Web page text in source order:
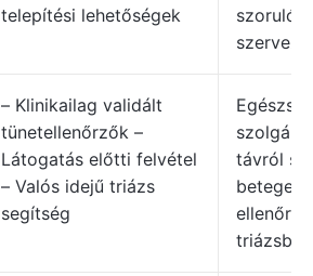
telepítési lehetőségek
szoruló
– Klinikailag validált
tünetellenőrzők –
Látogatás előtti felvétel
– Valós idejű triázs
segítség
távról
triázsban